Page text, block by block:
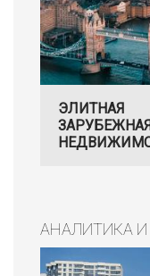
ЭЛИТНАЯ
АНАЛИТИКА